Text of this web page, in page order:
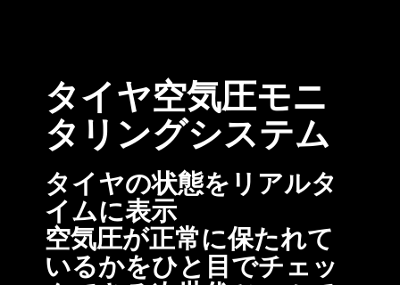
タイヤ空気圧モニ
タリングシステム
タイヤの状態をリアルタ
イムに表示
空気圧が正常に保たれて
いるかをひと目でチェッ